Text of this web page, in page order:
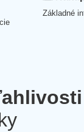
Základné